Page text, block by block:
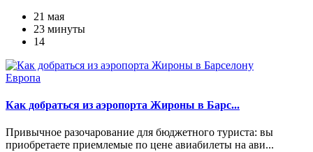
21 мая
23 минуты
14
Европа
Как добраться из аэропорта Жироны в Барс...
Привычное разочарование для бюджетного туриста: вы
приобретаете приемлемые по цене авиабилеты на ави...